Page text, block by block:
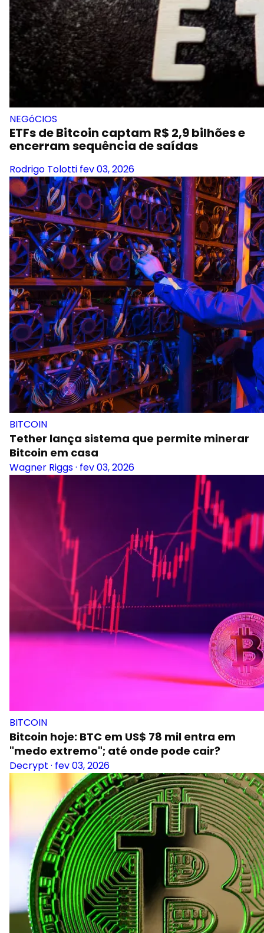
NEGóCIOS
ETFs de Bitcoin captam R$ 2,9 bilhões e
encerram sequência de saídas
Rodrigo Tolotti fev 03, 2026
BITCOIN
Tether lança sistema que permite minerar
Bitcoin em casa
Wagner Riggs· fev 03, 2026
BITCOIN
Bitcoin hoje: BTC em US$ 78 mil entra em
"medo extremo"; até onde pode cair?
Decrypt · fev 03, 2026